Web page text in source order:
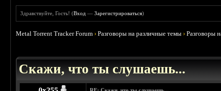
Здравствуйте, Гость! (Вход —Зарегистрироваться)
Metal Torrent Tracker Forum ›Разговоры на различные темы ›Разговоры
Скажи, что ты слушаешь...